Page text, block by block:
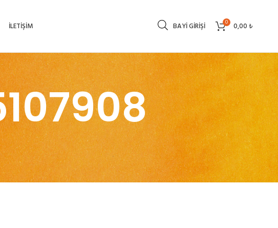
İLETİŞİM BAYI GIRIŞI 0 0,00₺